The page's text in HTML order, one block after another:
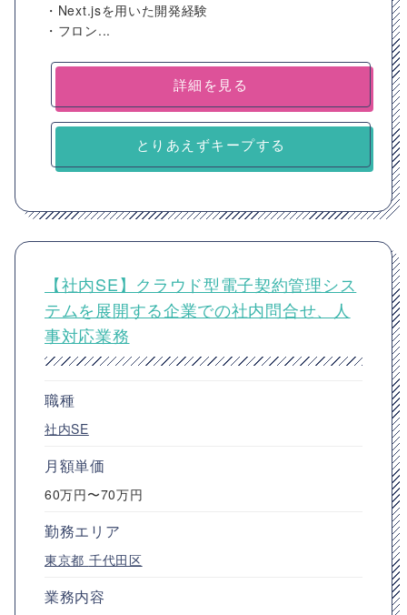
・Next.jsを用いた開発経験
・フロン...
詳細を見る
とりあえずキープする
【社内SE】クラウド型電子契約管理シス
テムを展開する企業での社内問合せ、人
事対応業務
職種
社内SE
月額単価
60万円〜70万円
勤務エリア
東京都 千代田区
業務内容